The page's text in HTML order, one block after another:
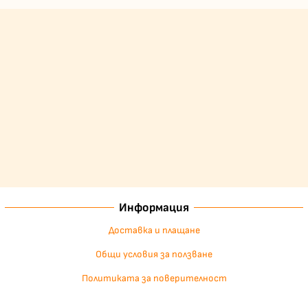
Информация
Доставка и плащане
Общи условия за ползване
Политиката за поверителност